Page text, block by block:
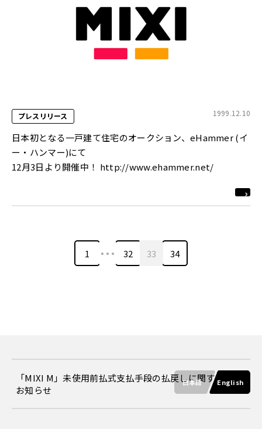
プレスリリース 1999.12.10
日本初となる一戸建て住宅のオークション、eHammer (イ
ー・ハンマー)にて
12月3日より開催中！ http://www.ehammer.net/
1 … 32 33 34
「MIXI M」未使用前払式支払手段の払戻しに関する
お知らせ
日本語 English